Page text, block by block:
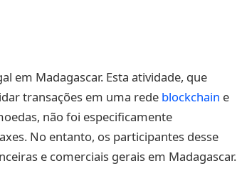
em Madagascar. Esta atividade, que
transações em uma rede blockchain e
não foi especificamente
No entanto, os participantes desse
e comerciais gerais em Madagascar.